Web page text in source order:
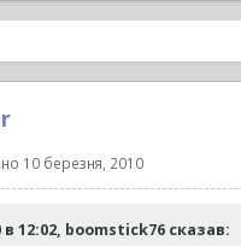
10 березня, 2010
в 12:02, boomstick76 сказав: